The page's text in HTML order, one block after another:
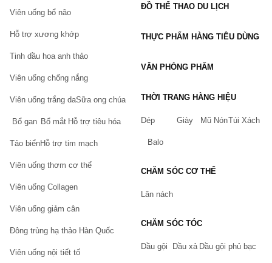
Viên uống bổ não
Hỗ trợ xương khớp
Tinh dầu hoa anh thảo
Viên uống chống nắng
Viên uống trắng daSữa ong chúa
Bổ gan Bổ mắt Hỗ trợ tiêu hóa
Tảo biểnHỗ trợ tim mạch
Viên uống thơm cơ thể
Viên uống Collagen
Viên uống giảm cân
Đông trùng hạ thảo Hàn Quốc
Viên uống nội tiết tố
ĐỒ THỂ THAO DU LỊCH
THỰC PHẨM HÀNG TIÊU DÙNG
VĂN PHÒNG PHẨM
THỜI TRANG HÀNG HIỆU
Dép Giày Mũ NónTúi Xách
Balo
CHĂM SÓC CƠ THỂ
Lăn nách
CHĂM SÓC TÓC
Dầu gội Dầu xả Dầu gội phủ bạc